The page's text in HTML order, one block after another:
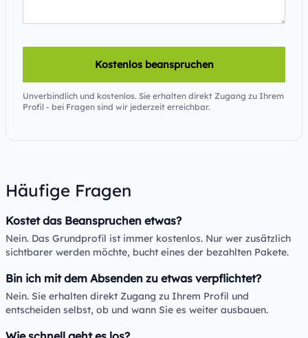
Kostenlos beanspruchen
Unverbindlich und kostenlos. Sie erhalten direkt Zugang zu Ihrem
Profil - bei Fragen sind wir jederzeit erreichbar.
Häufige Fragen
Kostet das Beanspruchen etwas?
Nein. Das Grundprofil ist immer kostenlos. Nur wer zusätzlich
sichtbarer werden möchte, bucht eines der bezahlten Pakete.
Bin ich mit dem Absenden zu etwas verpflichtet?
Nein. Sie erhalten direkt Zugang zu Ihrem Profil und
entscheiden selbst, ob und wann Sie es weiter ausbauen.